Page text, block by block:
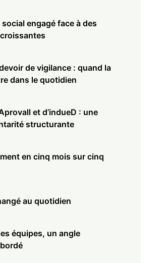
engagé face à des
de vigilance : quand la
dans le quotidien
et d’indueD : une
structurante
en cinq mois sur cinq
au quotidien
équipes, un angle